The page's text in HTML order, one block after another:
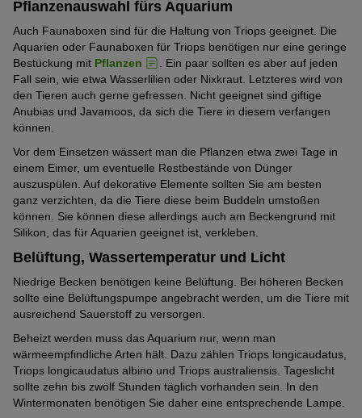
Färbung.
Triops gehören der Klasse der Kiemenfußkrebse (Branchiopoda)
an.
Pflanzenauswahl fürs Aquarium
Auch Faunaboxen sind für die Haltung von Triops geeignet. Die
Aquarien oder Faunaboxen für Triops benötigen nur eine geringe
Bestückung mit Pflanzen
. Ein paar sollten es aber auf jeden
Fall sein, wie etwa Wasserlilien oder Nixkraut. Letzteres wird von
den Tieren auch gerne gefressen. Nicht geeignet sind giftige
Anubias und Javamoos, da sich die Tiere in diesem verfangen
können.
Vor dem Einsetzen wässert man die Pflanzen etwa zwei Tage in
einem Eimer, um eventuelle Restbestände von Dünger
auszuspülen. Auf dekorative Elemente sollten Sie am besten
ganz verzichten, da die Tiere diese beim Buddeln umstoßen
können. Sie können diese allerdings auch am Beckengrund mit
Silikon, das für Aquarien geeignet ist, verkleben.
Belüftung, Wassertemperatur und Licht
Niedrige Becken benötigen keine Belüftung. Bei höheren Becken
sollte eine Belüftungspumpe angebracht werden, um die Tiere mit
ausreichend Sauerstoff zu versorgen.
Beheizt werden muss das Aquarium nur, wenn man
wärmeempfindliche Arten hält. Dazu zählen Triops longicaudatus,
Triops longicaudatus albino und Triops australiensis. Tageslicht
sollte zehn bis zwölf Stunden täglich vorhanden sein. In den
Wintermonaten benötigen Sie daher eine entsprechende Lampe.